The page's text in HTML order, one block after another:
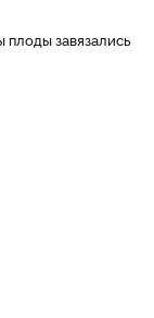
плоды завязались